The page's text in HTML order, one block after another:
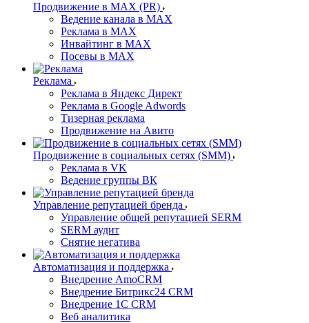
Продвижение в MAX (PR)
Ведение канала в MAX
Реклама в MAX
Инвайтинг в MAX
Посевы в MAX
Реклама
Реклама в Яндекс Директ
Реклама в Google Adwords
Тизерная реклама
Продвижение на Авито
Продвижение в социальных сетях (SMM)
Реклама в VK
Ведение группы ВК
Управление репутацией бренда
Управление общей репутацией SERM
SERM аудит
Снятие негатива
Автоматизация и поддержка
Внедрение AmoCRM
Внедрение Битрикс24 CRM
Внедрение 1C CRM
Веб аналитика